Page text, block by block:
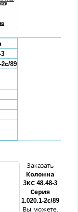
89
Заказать
Колонна
3КС 48.48-3
Серия
1.020.1-2с/89
Вы можете,